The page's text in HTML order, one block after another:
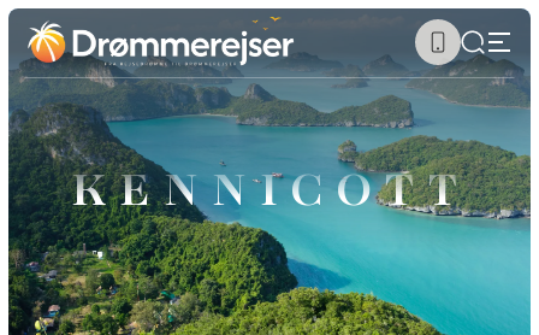
KENNICOTT